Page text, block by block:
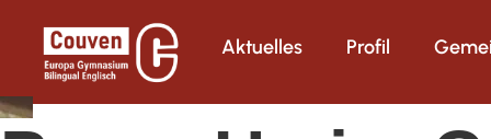
Aktuelles Profil